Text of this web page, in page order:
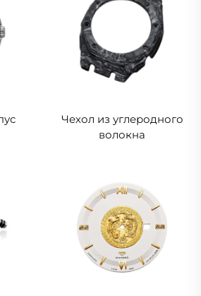
Чехол из углеродного
волокна